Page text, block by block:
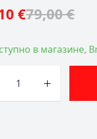
€79,00 €
в магазине,